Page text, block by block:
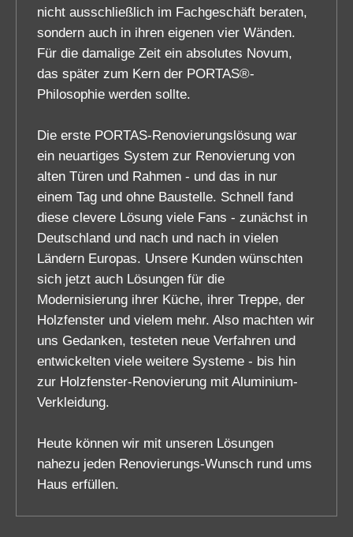
nicht ausschließlich im Fachgeschäft beraten,
sondern auch in ihren eigenen vier Wänden.
Für die damalige Zeit ein absolutes Novum,
das später zum Kern der PORTAS®-
Philosophie werden sollte.
Die erste PORTAS-Renovierungslösung war
ein neuartiges System zur Renovierung von
alten Türen und Rahmen - und das in nur
einem Tag und ohne Baustelle. Schnell fand
diese clevere Lösung viele Fans - zunächst in
Deutschland und nach und nach in vielen
Ländern Europas. Unsere Kunden wünschten
sich jetzt auch Lösungen für die
Modernisierung ihrer Küche, ihrer Treppe, der
Holzfenster und vielem mehr. Also machten wir
uns Gedanken, testeten neue Verfahren und
entwickelten viele weitere Systeme - bis hin
zur Holzfenster-Renovierung mit Aluminium-
Verkleidung.
Heute können wir mit unseren Lösungen
nahezu jeden Renovierungs-Wunsch rund ums
Haus erfüllen.